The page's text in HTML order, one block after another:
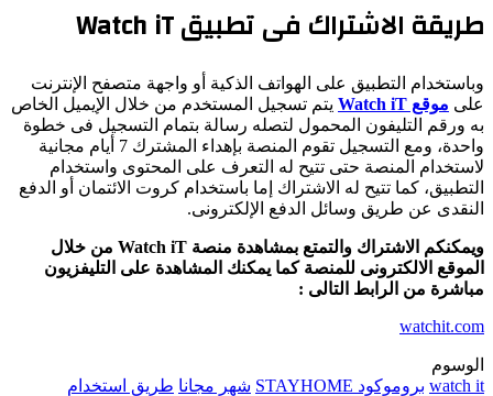
طريقة الاشتراك فى تطبيق Watch iT
وباستخدام التطبيق على الهواتف الذكية أو واجهة متصفح الإنترنت
على موقع Watch iT
يتم تسجيل المستخدم من خلال الإيميل الخاص
به ورقم التليفون المحمول لتصله رسالة بتمام التسجيل فى خطوة
واحدة، ومع التسجيل تقوم المنصة بإهداء المشترك 7 أيام مجانية
لاستخدام المنصة حتى تتيح له التعرف على المحتوى واستخدام
التطبيق، كما تتيح له الاشتراك إما باستخدام كروت الائتمان أو الدفع
النقدى عن طريق وسائل الدفع الإلكترونى.
ويمكنكم الاشتراك والتمتع بمشاهدة منصة Watch iT من خلال
الموقع الالكترونى للمنصة كما يمكنك المشاهدة على التليفزيون
مباشرة من الرابط التالى :
watchit.com
الوسوم
watch it بروموكود STAYHOME شهر مجانا طريق استخدام